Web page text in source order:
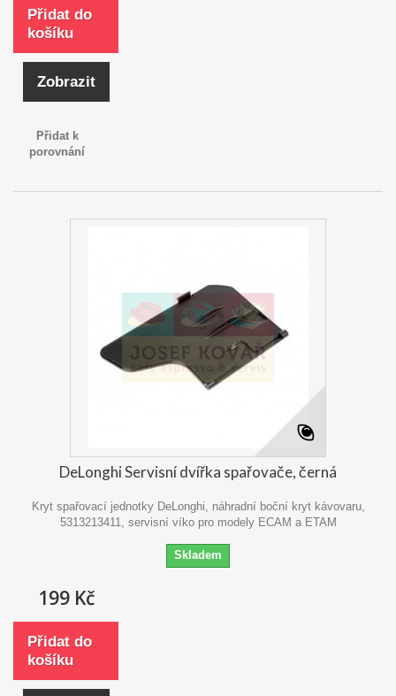
Přidat do
košíku
Zobrazit
Přidat k
porovnání
DeLonghi Servisní dvířka spařovače, černá
Kryt spařovací jednotky DeLonghi, náhradní boční kryt kávovaru,
5313213411, servisní víko pro modely ECAM a ETAM
Skladem
199 Kč
Přidat do
košíku